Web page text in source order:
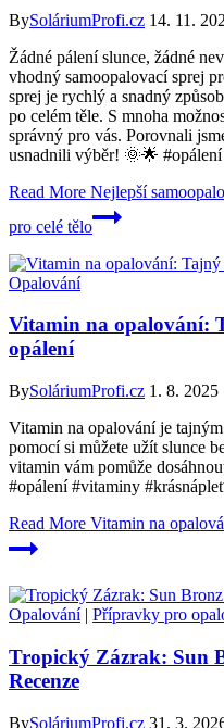
BySoláriumProfi.cz 14. 11.
Žádné pálení slunce, žádné
vhodný samoopalovací sprej
sprej je rychlý a snadný
po celém těle. S mnoha
správný pro vás. Porovnali
usnadnili výběr! 🌞🌟
Read More Nejlepší
pro celé tělo
Opalování
Vitamin na opalování:
opálení
BySoláriumProfi.cz 1. 8. 2025
Vitamin na opalování je
pomocí si můžete užít slunce
vitamin vám pomůže
#opálení #vitaminy
Read More Vitamin na
Opalování| Přípravky pro
Tropický Zázrak: Sun
Recenze
BySoláriumProfi.cz 31. 3.